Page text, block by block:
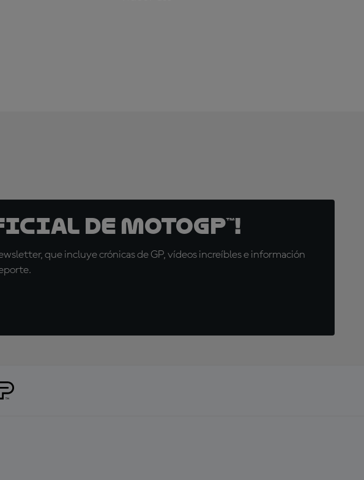
de MotoGP™!
que incluye crónicas de GP, vídeos increíbles e información